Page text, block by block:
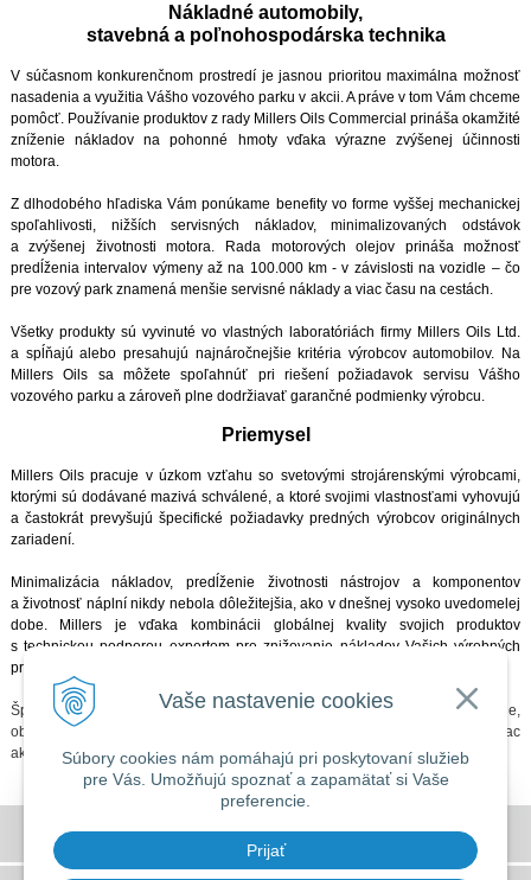
Vaše nastavenie cookies
Súbory cookies nám pomáhajú pri poskytovaní služieb
pre Vás. Umožňujú spoznať a zapamätať si Vaše
preferencie.
Prijať
Nákladné automobily,
stavebná a poľnohospodárska technika
V súčasnom konkurenčnom prostredí je jasnou prioritou maximálna možnosť
nasadenia a využitia Vášho vozového parku v akcii. A práve v tom Vám chceme
pomôcť. Používanie produktov z rady Millers Oils Commercial prináša okamžité
zníženie nákladov na pohonné hmoty vďaka výrazne zvýšenej účinnosti
motora.
Z dlhodobého hľadiska Vám ponúkame benefity vo forme vyššej mechanickej
spoľahlivosti, nižších servisných nákladov, minimalizovaných odstávok
a zvýšenej životnosti motora. Rada motorových olejov prináša možnosť
predĺženia intervalov výmeny až na 100.000 km - v závislosti na vozidle – čo
pre vozový park znamená menšie servisné náklady a viac času na cestách.
Všetky produkty sú vyvinuté vo vlastných laboratóriách firmy Millers Oils Ltd.
a spĺňajú alebo presahujú najnáročnejšie kritéria výrobcov automobilov. Na
Millers Oils sa môžete spoľahnúť pri riešení požiadavok servisu Vášho
vozového parku a zároveň plne dodržiavať garančné podmienky výrobcu.
Priemysel
Millers Oils pracuje v úzkom vzťahu so svetovými strojárenskými výrobcami,
ktorými sú dodávané mazivá schválené, a ktoré svojimi vlastnosťami vyhovujú
a častokrát prevyšujú špecifické požiadavky predných výrobcov originálnych
zariadení.
Minimalizácia nákladov, predĺženie životnosti nástrojov a komponentov
a životnosť náplní nikdy nebola dôležitejšia, ako v dnešnej vysoko uvedomelej
dobe. Millers je vďaka kombinácii globálnej kvality svojich produktov
s technickou podporou expertom pre znižovanie nákladov Vašich výrobných
procesov.
Špecialisti firmy Millers Oils bežne zostavujú špeciálne mazivá pre konkrétne,
obzvlášť zložité alebo neobvyklé aplikácie, a to všetko nad rámec palety viac
ako 600 existujúcich produktov.
Všeobecné obchodné podmienky
DOVOLENKA 3. - 7. augusta 2026
Predajňa bude ZATVORENÁ a vytvorené